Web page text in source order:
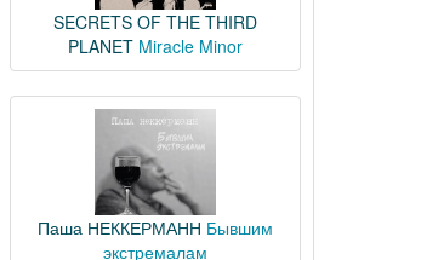
SECRETS OF THE THIRD
PLANET Miracle Minor
Паша НЕККЕРМАНН Бывшим
экстремалам